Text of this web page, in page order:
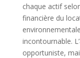
chaque actif
financière du
incontournable.
opportuniste,